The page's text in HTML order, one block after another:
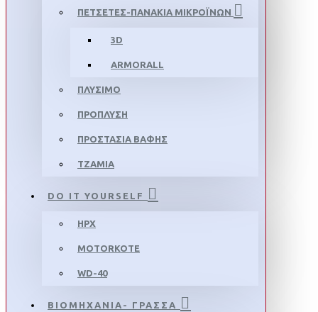
ΠΕΤΣΕΤΕΣ-ΠΑΝΑΚΙΑ ΜΙΚΡΟΪΝΩΝ
3D
ARMORALL
ΠΛΥΣΙΜΟ
ΠΡΟΠΛΥΣΗ
ΠΡΟΣΤΑΣΙΑ ΒΑΦΗΣ
ΤΖΑΜΙΑ
DO IT YOURSELF
HPX
MOTORKOTE
WD-40
ΒΙΟΜΗΧΑΝΙΑ- ΓΡΑΣΣΑ